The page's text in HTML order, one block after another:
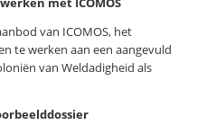
van ICOMOS, het
te werken aan een aangevuld
van Weldadigheid als